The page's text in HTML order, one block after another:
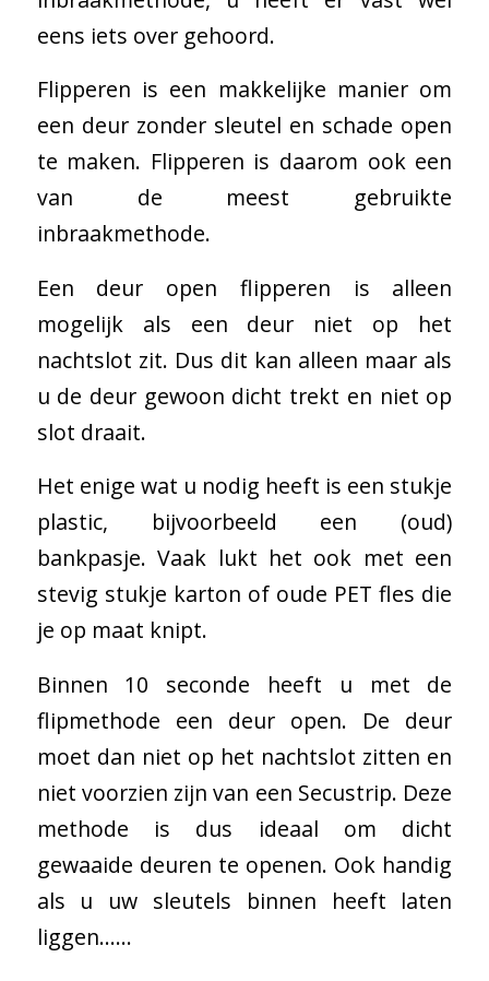
eens iets over gehoord.
Flipperen is een makkelijke manier om
een deur zonder sleutel en schade open
te maken. Flipperen is daarom ook een
van de meest gebruikte
inbraakmethode.
Een deur open flipperen is alleen
mogelijk als een deur niet op het
nachtslot zit. Dus dit kan alleen maar als
u de deur gewoon dicht trekt en niet op
slot draait.
Het enige wat u nodig heeft is een stukje
plastic, bijvoorbeeld een (oud)
bankpasje. Vaak lukt het ook met een
stevig stukje karton of oude PET fles die
je op maat knipt.
Binnen 10 seconde heeft u met de
flipmethode een deur open. De deur
moet dan niet op het nachtslot zitten en
niet voorzien zijn van een Secustrip. Deze
methode is dus ideaal om dicht
gewaaide deuren te openen. Ook handig
als u uw sleutels binnen heeft laten
liggen……